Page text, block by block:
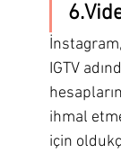
IGTV
ihmal
için